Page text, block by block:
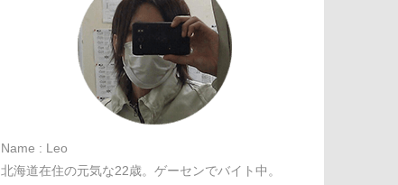
Name : Leo
北海道在住の元気な22歳。ゲーセンでバイト中。